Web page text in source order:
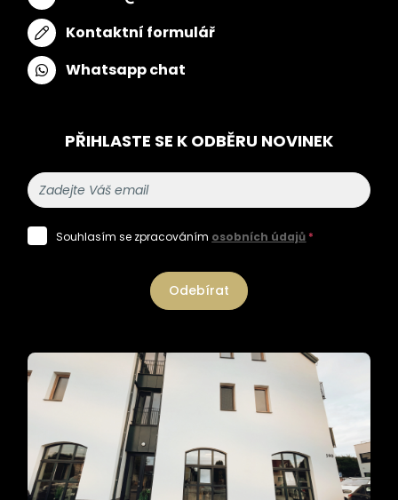
Kontaktní formulář
Whatsapp chat
PŘIHLASTE SE K ODBĚRU NOVINEK
Souhlasím se zpracováním osobních údajů *
Odebírat